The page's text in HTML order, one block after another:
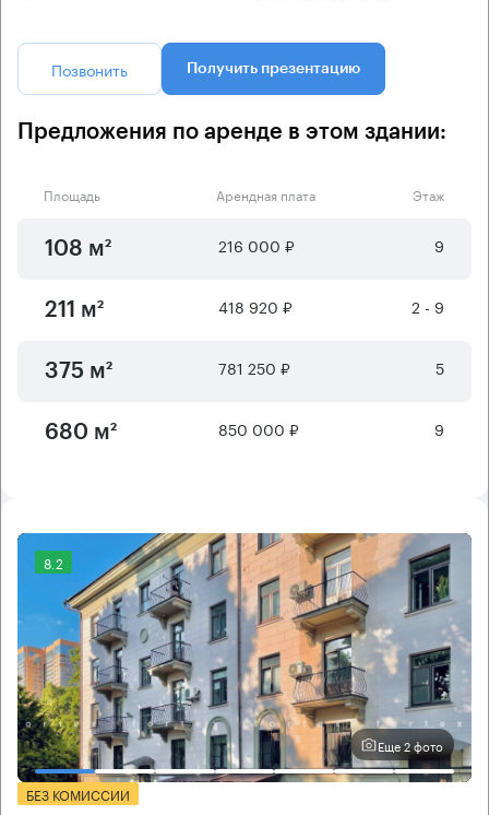
Позвонить Получить презентацию
Предложения по аренде в этом здании:
Площадь Арендная плата Этаж
108 м² 216 000 ₽ 9
211 м² 418 920 ₽ 2 - 9
375 м² 781 250 ₽ 5
680 м² 850 000 ₽ 9
8.2
Еще 2 фото
БЕЗ КОМИССИИ